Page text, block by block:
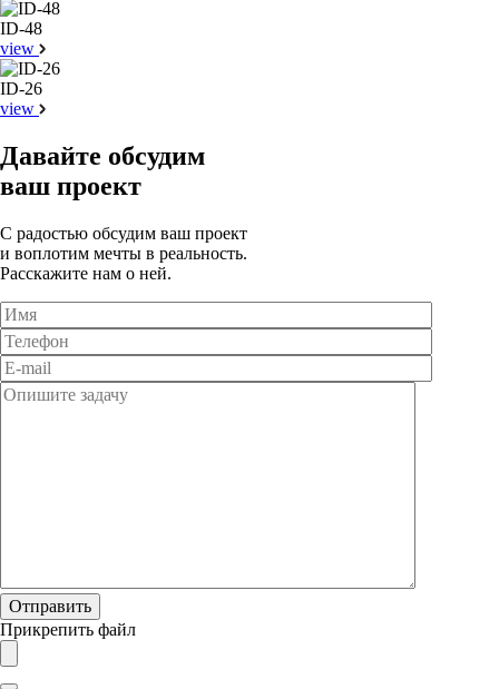
ID-48
view
ID-26
view
Давайте обсудим
ваш проект
C радостью обсудим ваш проект
и воплотим мечты в реальность.
Расскажите нам о ней.
Прикрепить файл